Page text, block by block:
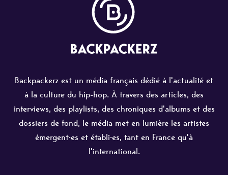
Backpackerz est un média français dédié à l'actualité et
à la culture du hip-hop. À travers des articles, des
interviews, des playlists, des chroniques d'albums et des
dossiers de fond, le média met en lumière les artistes
émergent·es et établi·es, tant en France qu'à
l'international.